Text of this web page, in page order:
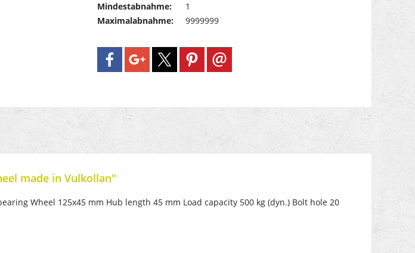
Mindestabnahme:
1
Maximalabnahme:
9999999
made in Vulkollan"
Wheel 125x45 mm Hub length 45 mm Load capacity 500 kg (dyn.) Bolt hole 20